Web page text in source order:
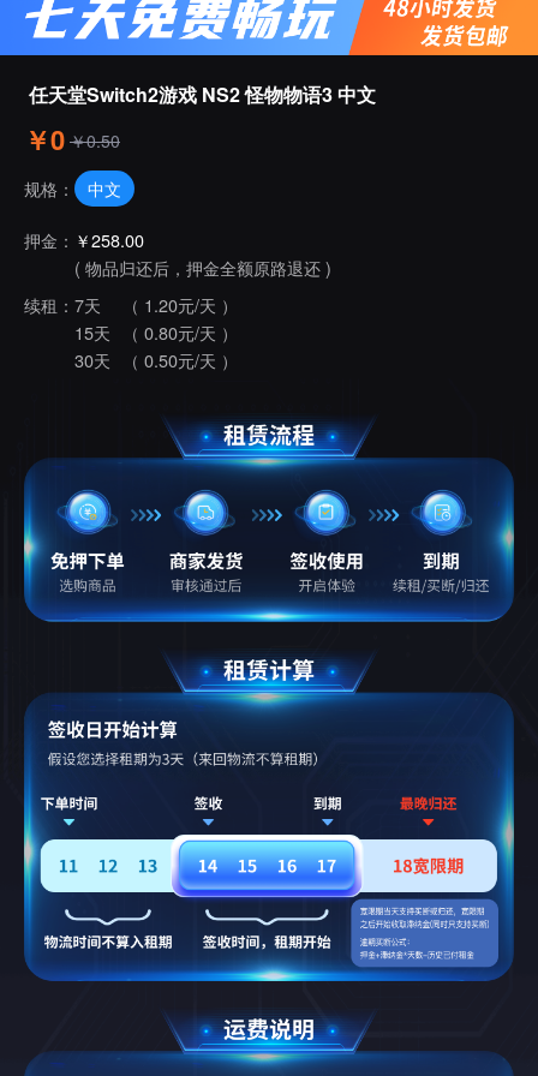
任天堂Switch2游戏 NS2 怪物物语3 中文
￥0 ￥0.50
规格： 中文
押金： ￥258.00
( 物品归还后，押金全额原路退还 )
续租： 7天
（ 1.20元/天 ）
15天
（ 0.80元/天 ）
30天
（ 0.50元/天 ）